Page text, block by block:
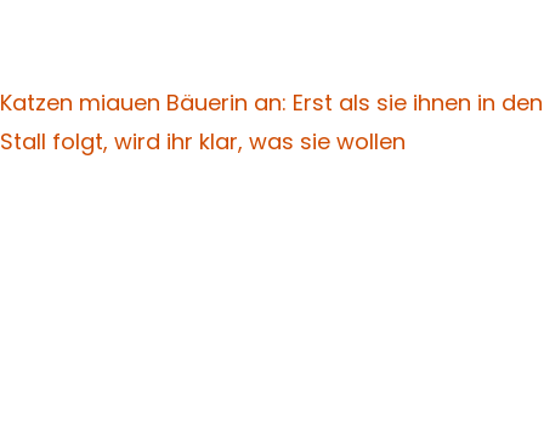
Katzen miauen Bäuerin an: Erst als sie ihnen in den
Stall folgt, wird ihr klar, was sie wollen